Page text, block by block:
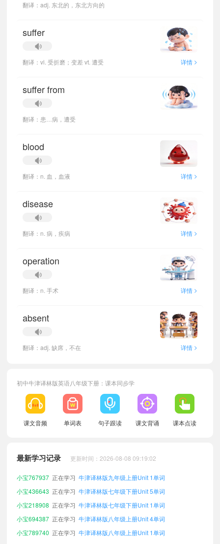
翻译：adj. 东北的，东北方向的
suffer
翻译：vi. 受折磨；变差 vt. 遭受 详情 >
suffer from
翻译：患…病，遭受
blood
翻译：n. 血，血液 详情 >
disease
翻译：n. 病，疾病 详情 >
operation
翻译：n. 手术 详情 >
absent
翻译：adj. 缺席，不在 详情 >
初中牛津译林版英语八年级下册：课本同步学
课文音频 单词表 句子跟读 课文背诵 课本点读
最新学习记录 更新时间：2026-08-08 09:19:02
小宝702764 正在学习 牛津译林版八年级上册Unit 8单词
小宝651590 正在学习 牛津译林版七年级下册Unit 3单词
小宝767937 正在学习 牛津译林版九年级上册Unit 1单词
小宝436643 正在学习 牛津译林版七年级下册Unit 5单词
小宝218908 正在学习 牛津译林版七年级下册Unit 1单词
小宝694387 正在学习 牛津译林版八年级上册Unit 4单词
小宝789740 正在学习 牛津译林版八年级上册Unit 1单词